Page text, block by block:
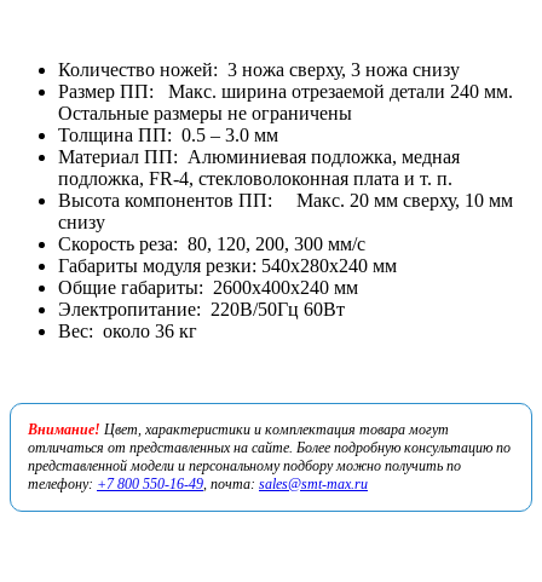
Количество ножей: 3 ножа сверху, 3 ножа снизу
Размер ПП: Макс. ширина отрезаемой детали 240 мм.
Остальные размеры не ограничены
Толщина ПП: 0.5 – 3.0 мм
Материал ПП: Алюминиевая подложка, медная
подложка, FR-4, стекловолоконная плата и т. п.
Высота компонентов ПП: Макс. 20 мм сверху, 10 мм
снизу
Скорость реза: 80, 120, 200, 300 мм/с
Габариты модуля резки: 540х280х240 мм
Общие габариты: 2600х400х240 мм
Электропитание: 220В/50Гц 60Вт
Вес: около 36 кг
Внимание! Цвет, характеристики и комплектация товара могут
отличаться от представленных на сайте. Более подробную консультацию по
представленной модели и персональному подбору можно получить по
телефону: +7 800 550-16-49, почта: sales@smt-max.ru